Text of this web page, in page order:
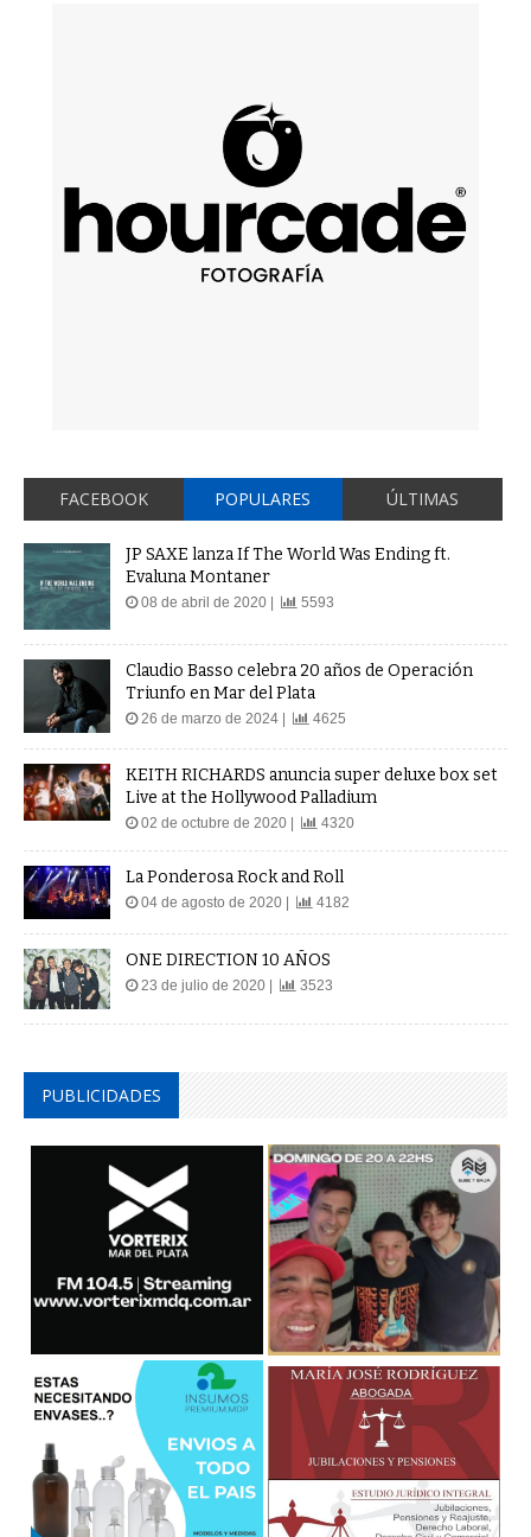
FACEBOOK POPULARES ÚLTIMAS
JP SAXE lanza If The World Was Ending ft.
Evaluna Montaner
08 de abril de 2020 | 5593
Claudio Basso celebra 20 años de Operación
Triunfo en Mar del Plata
26 de marzo de 2024 | 4625
KEITH RICHARDS anuncia super deluxe box set
Live at the Hollywood Palladium
02 de octubre de 2020 | 4320
La Ponderosa Rock and Roll
04 de agosto de 2020 | 4182
ONE DIRECTION 10 AÑOS
23 de julio de 2020 | 3523
PUBLICIDADES